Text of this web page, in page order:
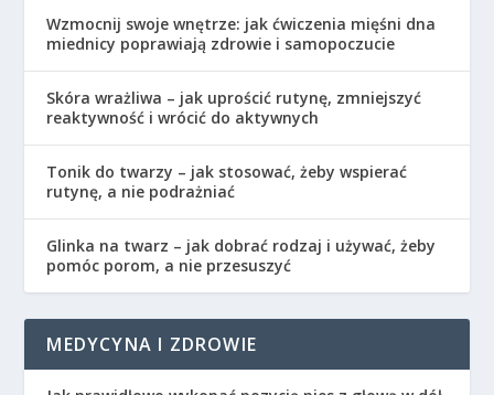
Wzmocnij swoje wnętrze: jak ćwiczenia mięśni dna
miednicy poprawiają zdrowie i samopoczucie
Skóra wrażliwa – jak uprościć rutynę, zmniejszyć
reaktywność i wrócić do aktywnych
Tonik do twarzy – jak stosować, żeby wspierać
rutynę, a nie podrażniać
Glinka na twarz – jak dobrać rodzaj i używać, żeby
pomóc porom, a nie przesuszyć
MEDYCYNA I ZDROWIE